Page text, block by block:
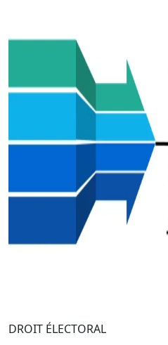
DROIT ÉLECTORAL